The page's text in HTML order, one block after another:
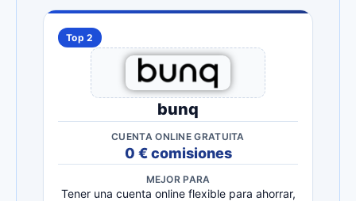
Top 2
bunq
CUENTA ONLINE GRATUITA
0 € comisiones
MEJOR PARA
Tener una cuenta online flexible para ahorrar,